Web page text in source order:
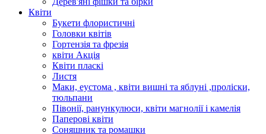
Квіти
Букети флористичні
Головки квітів
Гортензія та фрезія
квіти Акція
Квіти пласкі
Листя
Маки, еустома , квіти вишні та яблуні ,проліски,
тюльпани
Півонії, ранункулюси, квіти магнолії і камелія
Паперові квіти
Соняшник та ромашки